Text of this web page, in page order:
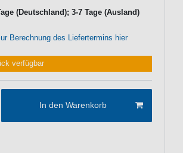
(Deutschland); 3-7 Tage (Ausland)
Berechnung des Liefertermins hier
verfügbar
In den Warenkorb